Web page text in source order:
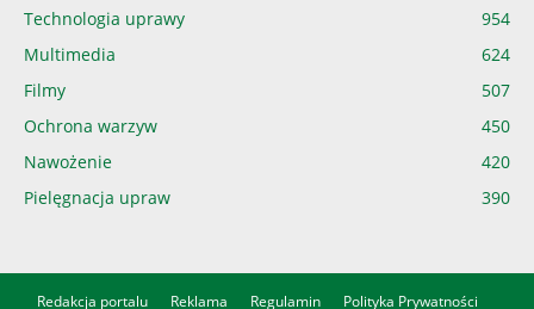
Technologia uprawy
954
Multimedia
624
Filmy
507
Ochrona warzyw
450
Nawożenie
420
Pielęgnacja upraw
390
Redakcja portalu Reklama Regulamin Polityka Prywatności